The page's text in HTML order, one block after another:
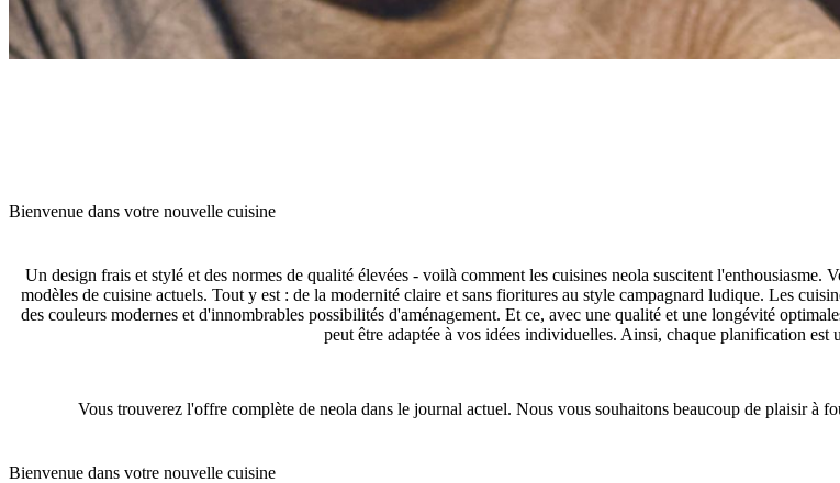
Bienvenue dans votre nouvelle cuisine
Un design frais et stylé et des normes de qualité élevées - voilà comment les cuisines neola suscitent
modèles de cuisine actuels. Tout y est : de la modernité claire et sans fioritures au style campagnard ludique. Les
des couleurs modernes et d'innombrables possibilités d'aménagement. Et ce, avec une qualité et une longévité
peut être adaptée à vos idées individuelles. Ainsi, chaque planification est
Vous trouverez l'offre complète de neola dans le journal actuel. Nous vous souhaitons beaucoup de plaisir à
Bienvenue dans votre nouvelle cuisine